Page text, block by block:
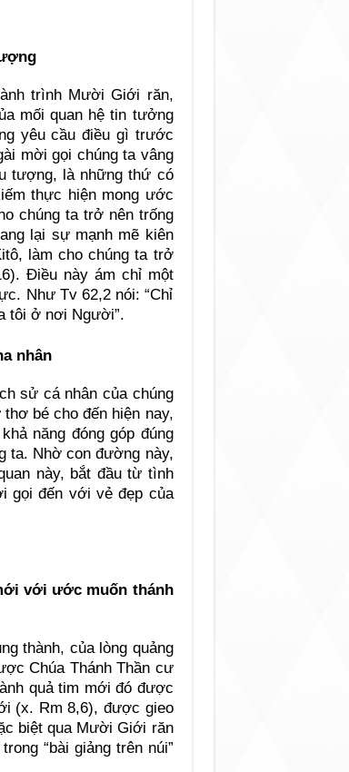
trình Mười Giới răn,
mối quan hệ tin tưởng
yêu cầu điều gì trước
mời gọi chúng ta vâng
tượng, là những thứ có
thực hiện mong ước
chúng ta trở nên trống
lại sự mạnh mẽ kiên
làm cho chúng ta trở
Điều này ám chỉ một
Như Tv 62,2 nói: “Chỉ
tôi ở nơi Người”.
nhân
sử cá nhân của chúng
bé cho đến hiện nay,
năng đóng góp đúng
ta. Nhờ con đường này,
này, bắt đầu từ tình
gọi đến với vẻ đẹp của
với ước muốn thánh
thành, của lòng quảng
Chúa Thánh Thần cư
quả tim mới đó được
(x. Rm 8,6), được gieo
biệt qua Mười Giới răn
“bài giảng trên núi”